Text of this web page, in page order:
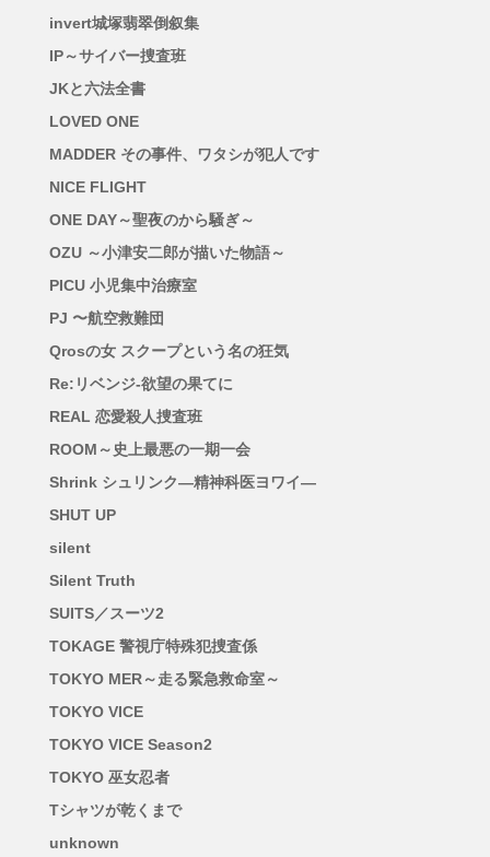
invert城塚翡翠倒叙集
IP～サイバー捜査班
JKと六法全書
LOVED ONE
MADDER その事件、ワタシが犯人です
NICE FLIGHT
ONE DAY～聖夜のから騒ぎ～
OZU ～小津安二郎が描いた物語～
PICU 小児集中治療室
PJ 〜航空救難団
Qrosの女 スクープという名の狂気
Re:リベンジ-欲望の果てに
REAL 恋愛殺人捜査班
ROOM～史上最悪の一期一会
Shrink シュリンク―精神科医ヨワイ―
SHUT UP
silent
Silent Truth
SUITS／スーツ2
TOKAGE 警視庁特殊犯捜査係
TOKYO MER～走る緊急救命室～
TOKYO VICE
TOKYO VICE Season2
TOKYO 巫女忍者
Tシャツが乾くまで
unknown